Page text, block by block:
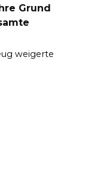
Grund
weigerte